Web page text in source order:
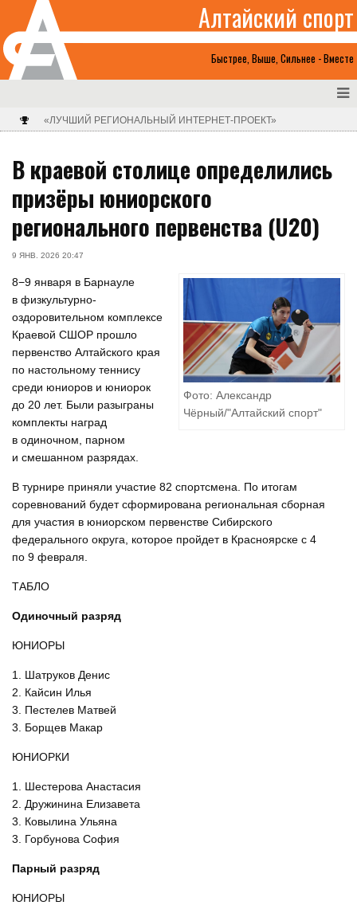
Быстрее, Выше, Сильнее - Вместе
Алтайский спорт
«ЛУЧШИЙ РЕГИОНАЛЬНЫЙ ИНТЕРНЕТ-ПРОЕКТ»
В краевой столице определились
призёры юниорского
регионального первенства (U20)
9 ЯНВ. 2026 20:47
Фото: Александр
Чёрный/"Алтайский спорт"
8−9 января в Барнауле
в физкультурно-
оздоровительном комплексе
Краевой СШОР прошло
первенство Алтайского края
по настольному теннису
среди юниоров и юниорок
до 20 лет. Были разыграны
комплекты наград
в одиночном, парном
и смешанном разрядах.
В турнире приняли участие 82 спортсмена. По итогам
соревнований будет сформирована региональная сборная
для участия в юниорском первенстве Сибирского
федерального округа, которое пройдет в Красноярске с 4
по 9 февраля.
ТАБЛО
Одиночный разряд
ЮНИОРЫ
1. Шатруков Денис
2. Кайсин Илья
3. Пестелев Матвей
3. Борщев Макар
ЮНИОРКИ
1. Шестерова Анастасия
2. Дружинина Елизавета
3. Ковылина Ульяна
3. Горбунова София
Парный разряд
ЮНИОРЫ